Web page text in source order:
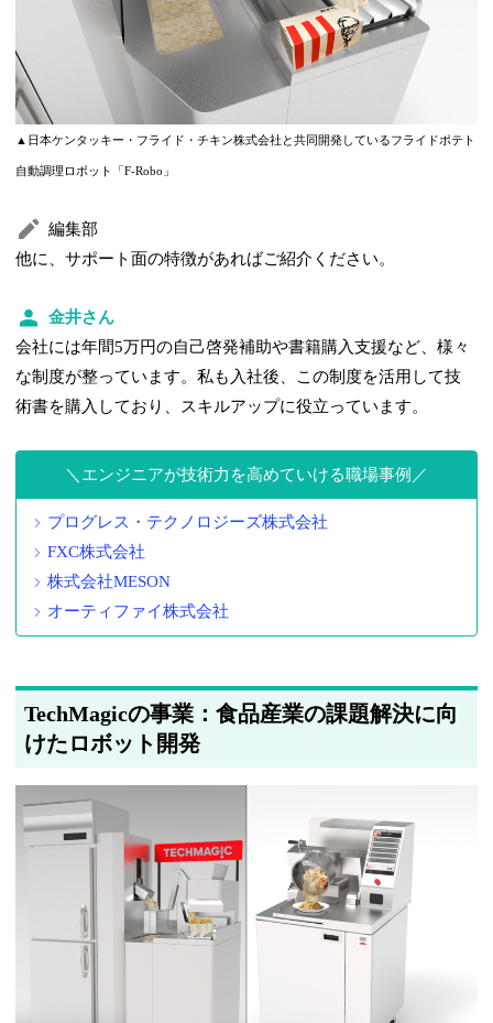
▲日本ケンタッキー・フライド・チキン株式会社と共同開発しているフライドポテト
自動調理ロボット「F-Robo」
編集部
他に、サポート面の特徴があればご紹介ください。
金井さん
会社には年間5万円の自己啓発補助や書籍購入支援など、様々
な制度が整っています。私も入社後、この制度を活用して技
術書を購入しており、スキルアップに役立っています。
エンジニアが技術力を高めていける職場事例
プログレス・テクノロジーズ株式会社
FXC株式会社
株式会社MESON
オーティファイ株式会社
TechMagicの事業：食品産業の課題解決に向
けたロボット開発